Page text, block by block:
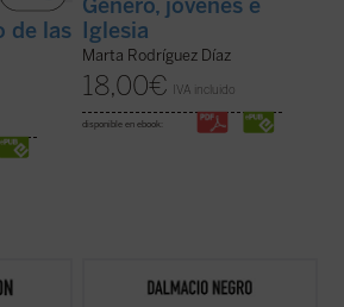
de las
Género, jóvenes e
Iglesia
Marta Rodríguez Díaz
18,00€ IVA incluido
disponible en ebook:
Este ensayo, en el que se combina un
interesante recorrido de la historia de la